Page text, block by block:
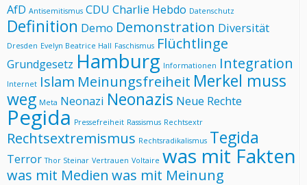
AfD Antisemitismus CDU Charlie Hebdo Datenschutz
Definition Demo Demonstration Diversität
Dresden Evelyn Beatrice Hall Faschismus Flüchtlinge
Grundgesetz Hamburg Informationen Integration
Internet Islam Meinungsfreiheit Merkel muss
weg Meta Neonazi Neonazis Neue Rechte
Pegida Pressefreiheit Rassismus Rechtsextr
Rechtsextremismus Rechtsradikalismus Tegida
Terror Thor Steinar Vertrauen Voltaire was mit Fakten
was mit Medien was mit Meinung